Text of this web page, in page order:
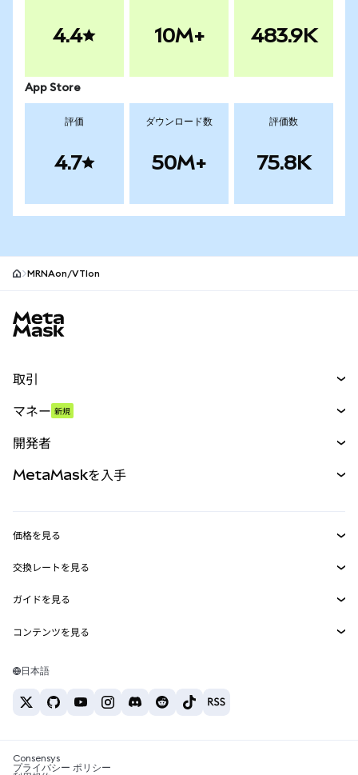
4.4 10M+ 483.9K
App Store
評価
4.7
ダウンロード数
50M+
評価数
75.8K
MRNAon/VTIon
取引
パーペチュアル
RWA
マネー 新規
開発者
MetaMask Connect
Snaps
Web3サービス
MetaMaskを入手
セキュリティ
サポート
キャリア
お問い合わせ
価格を見る
イーサリアムの価格
Solanaの価格
Tetherの価格
交換レートを見る
ETH→USD
USDT→INR
BTC→INR
ETH→USDT
ガイドを見る
ETHの購入
USDTの購入
SHIBの購入
コンテンツを見る
Solanaウォレット
税制関連ニュース
日本語
Consensys
プライバシー ポリシー